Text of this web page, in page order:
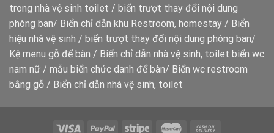
trong nhà vệ sinh toilet / biển trượt thay đổi nội dung
phòng ban/ Biển chỉ dẫn khu Restroom, homestay / Biển
hiệu nhà vệ sinh / biển trượt thay đổi nội dung phòng ban/
Kệ menu gỗ để bàn / Biển chỉ dẫn nhà vệ sinh, toilet biển wc
nam nữ / mẫu biển chức danh để bàn/ Biển wc restroom
bằng gỗ / Biển chỉ dẫn nhà vệ sinh, toilet